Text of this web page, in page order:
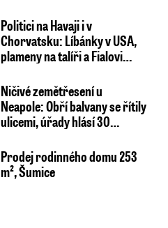
Politici na Havaji i v
Chorvatsku: Líbánky v USA,
plameny na talíři a Fialovi…
Ničivé zemětřesení u
Neapole: Obří balvany se řítily
ulicemi, úřady hlásí 30…
Prodej rodinného domu 253
m², Šumice